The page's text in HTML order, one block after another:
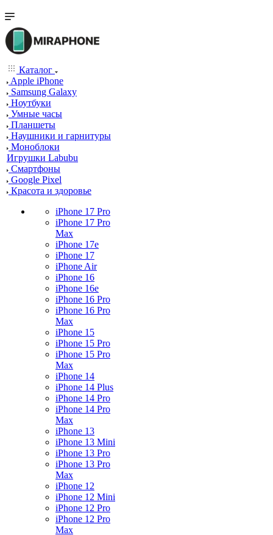
Каталог
Apple iPhone
Samsung Galaxy
Ноутбуки
Умные часы
Планшеты
Наушники и гарнитуры
Моноблоки
Игрушки Labubu
Смартфоны
Google Pixel
Красота и здоровье
iPhone 17 Pro
iPhone 17 Pro
Max
iPhone 17e
iPhone 17
iPhone Air
iPhone 16
iPhone 16e
iPhone 16 Pro
iPhone 16 Pro
Max
iPhone 15
iPhone 15 Pro
iPhone 15 Pro
Max
iPhone 14
iPhone 14 Plus
iPhone 14 Pro
iPhone 14 Pro
Max
iPhone 13
iPhone 13 Mini
iPhone 13 Pro
iPhone 13 Pro
Max
iPhone 12
iPhone 12 Mini
iPhone 12 Pro
iPhone 12 Pro
Max